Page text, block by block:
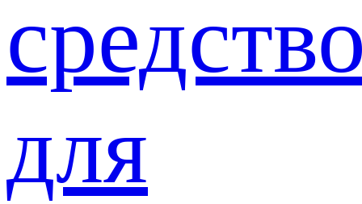
для